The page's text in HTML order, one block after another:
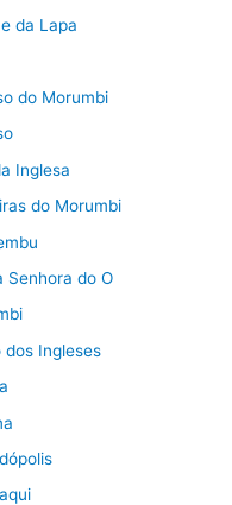
da Lapa
do Morumbi
Inglesa
do Morumbi
Senhora do O
dos Ingleses